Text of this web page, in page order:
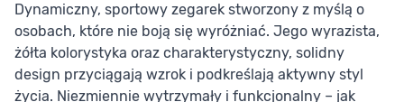
Dynamiczny, sportowy zegarek stworzony z myślą o
osobach, które nie boją się wyróżniać. Jego wyrazista,
żółta kolorystyka oraz charakterystyczny, solidny
design przyciągają wzrok i podkreślają aktywny styl
życia. Niezmiennie wytrzymały i funkcjonalny – jak